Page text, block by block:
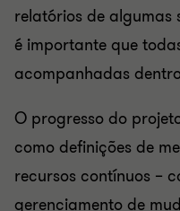
relatórios de algumas
é importante que
acompanhadas
O progresso do
como definições de
recursos contínuos –
gerenciamento de